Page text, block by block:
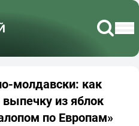
молдавски: как
выпечку из яблок
по Европам»